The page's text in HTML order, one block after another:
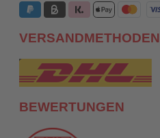
VERSANDMETHODEN
BEWERTUNGEN